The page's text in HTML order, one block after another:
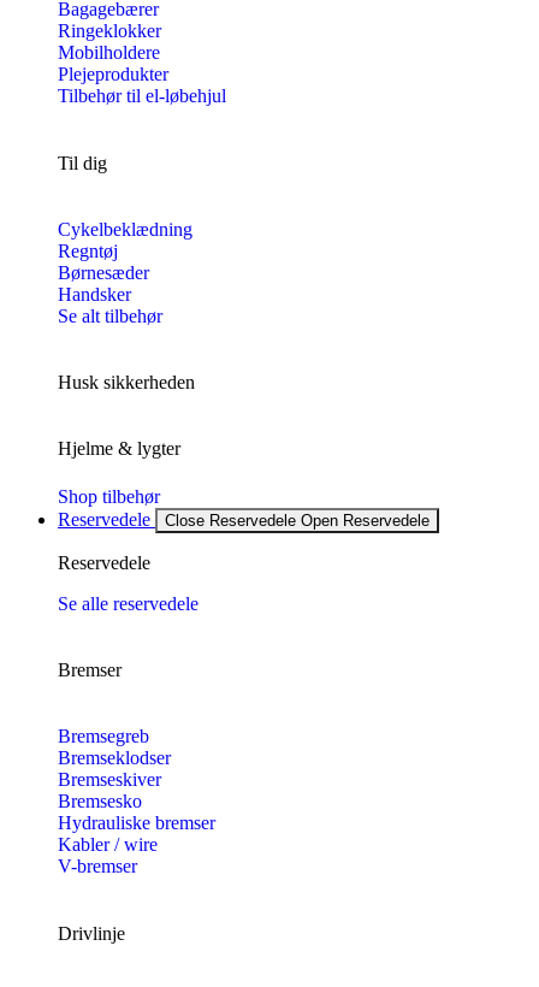
Bagagebærer
Ringeklokker
Mobilholdere
Plejeprodukter
Tilbehør til el-løbehjul
Til dig
Cykelbeklædning
Regntøj
Børnesæder
Handsker
Se alt tilbehør
Husk sikkerheden
Hjelme & lygter
Shop tilbehør
Reservedele
Close Reservedele Open Reservedele
Reservedele
Se alle reservedele
Bremser
Bremsegreb
Bremseklodser
Bremseskiver
Bremsesko
Hydrauliske bremser
Kabler / wire
V-bremser
Drivlinje